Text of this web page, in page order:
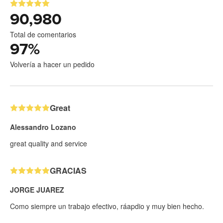
90,980
Total de comentarios
97%
Volvería a hacer un pedido
Great
Alessandro Lozano
great quality and service
GRACIAS
JORGE JUAREZ
Como siempre un trabajo efectivo, ráapdio y muy bien hecho.